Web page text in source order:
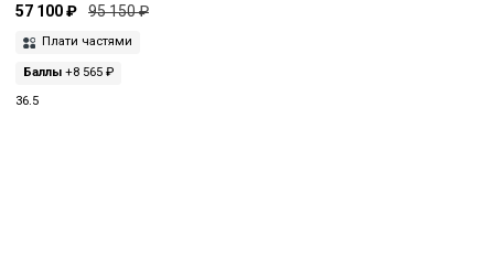
57 100 ₽ 95 150 ₽
Плати частями
Баллы +8 565 ₽
36.5